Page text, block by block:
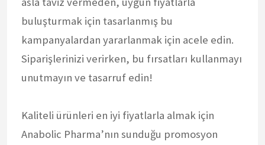
buluşturmak için tasarlanmış bu
kampanyalardan yararlanmak için acele edin.
Siparişlerinizi verirken, bu fırsatları kullanmayı
unutmayın ve tasarruf edin!
Kaliteli ürünleri en iyi fiyatlarla almak için
Anabolic Pharma’nın sunduğu promosyon